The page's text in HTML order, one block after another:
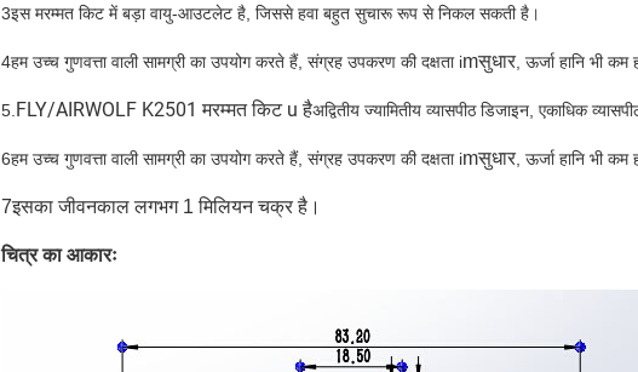
3इस मरम्मत किट में बड़ा वायु-आउटलेट है, जिससे हवा बहुत सुचारू रूप से निकल सकती है।
4हम उच्च गुणवत्ता वाली सामग्री का उपयोग करते हैं, संग्रह उपकरण की दक्षता imसुधार , ऊर्जा हानि भी
5. FLY/AIRWOLF K2501 मरम्मत किट u हैअद्वितीय ज्यामितीय व्यासपीठ डिजाइन, एकाधिक
6हम उच्च गुणवत्ता वाली सामग्री का उपयोग करते हैं, संग्रह उपकरण की दक्षता imसुधार , ऊर्जा हानि भी
7इसका जीवनकाल लगभग 1 मिलियन चक्र है।
चित्र का आकारः